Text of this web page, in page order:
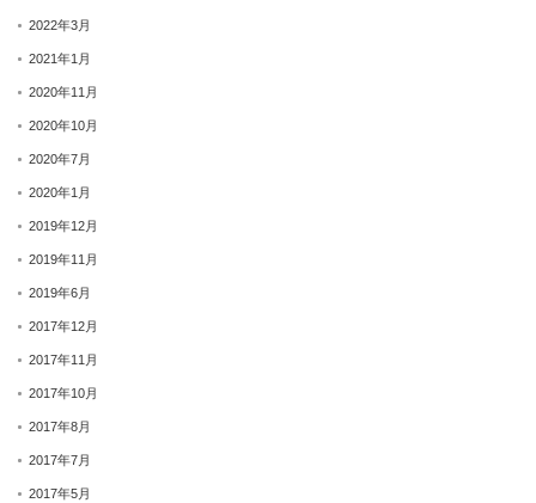
2022年3月
2021年1月
2020年11月
2020年10月
2020年7月
2020年1月
2019年12月
2019年11月
2019年6月
2017年12月
2017年11月
2017年10月
2017年8月
2017年7月
2017年5月